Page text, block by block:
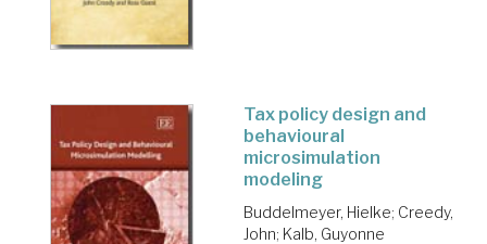
Tax policy design and
behavioural
microsimulation
modeling
Buddelmeyer, Hielke; Creedy,
John; Kalb, Guyonne